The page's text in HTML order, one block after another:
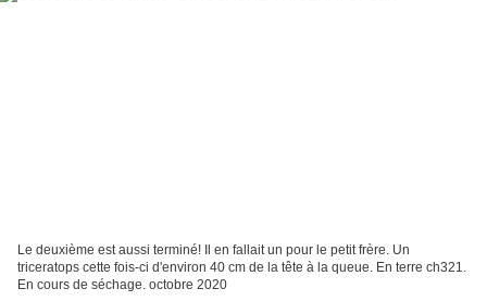
Le deuxième est aussi terminé! Il en fallait un pour le petit frère. Un
triceratops cette fois-ci d'environ 40 cm de la tête à la queue. En terre ch321.
En cours de séchage. octobre 2020